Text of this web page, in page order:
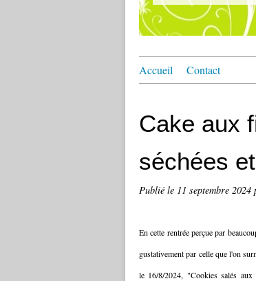
Accueil Contact
Cake aux
séchées
Publié le 11 septembre 2024
En cette rentrée perçue par
gustativement par celle que l'on
le 16/8/2024, "Cookies salés aux